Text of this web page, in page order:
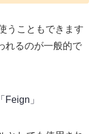
うこともできます
れるのが一般的で
Feign」